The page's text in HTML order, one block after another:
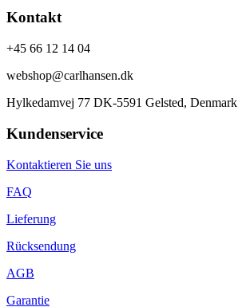
Kontakt
+45 66 12 14 04
webshop@carlhansen.dk
Hylkedamvej 77 DK-5591 Gelsted, Denmark
Kundenservice
Kontaktieren Sie uns
FAQ
Lieferung
Rücksendung
AGB
Garantie